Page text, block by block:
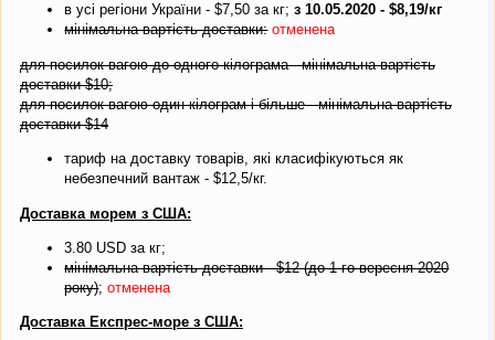
в усі регіони України - $7,50 за кг;з 10.05.2020 - $8,19/кг
мінімальна вартість доставки: отменена
для посилок вагою до одного кілограма - мінімальна вартість
доставки $10;
для посилок вагою один кілограм і більше - мінімальна вартість
доставки $14
тариф на доставку товарів, які класифікуються як
небезпечний вантаж - $12,5/кг.
Доставка морем з США:
3.80 USD за кг;
мінімальна вартість доставки - $12 (до 1-го вересня 2020
року);отменена
Доставка Експрес-море з США: